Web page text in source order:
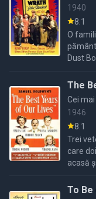
1940
8.1
O
Dust
Marii
The
Cei
1946
8.1
Trei
care
acasă
au fost
To Be